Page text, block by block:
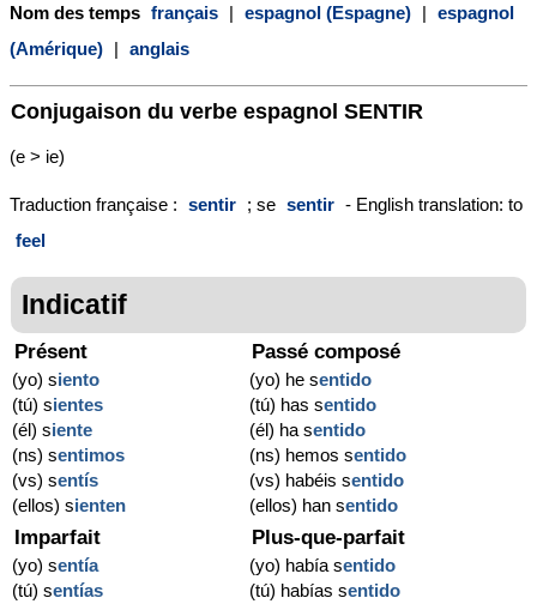
Nom des temps français | espagnol (Espagne) | espagnol
(Amérique) | anglais
Conjugaison du verbe espagnol SENTIR
(e > ie)
Traduction française : sentir ; se sentir - English translation: to
feel
Indicatif
Présent
(yo) siento
(tú) sientes
(él) siente
(ns) sentimos
(vs) sentís
(ellos) sienten
Passé composé
(yo) he sentido
(tú) has sentido
(él) ha sentido
(ns) hemos sentido
(vs) habéis sentido
(ellos) han sentido
Imparfait
(yo) sentía
(tú) sentías
Plus-que-parfait
(yo) había sentido
(tú) habías sentido